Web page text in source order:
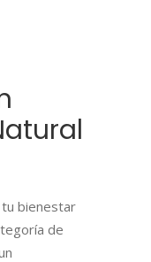
bienestar
de